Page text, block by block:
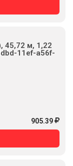
45,72 м, 1,22
11ef-a56f-
905.39